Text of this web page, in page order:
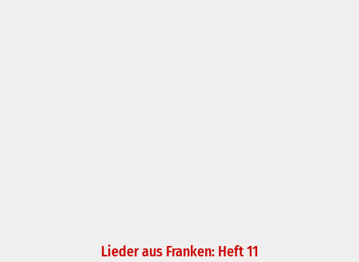
Lieder aus Franken: Heft 11